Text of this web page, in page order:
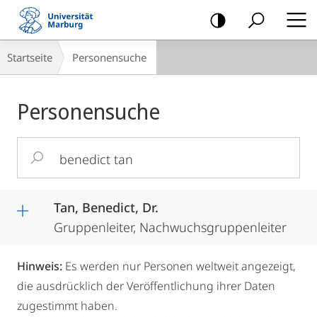
Mobile-
Navigation
Breadcrumb-
Navigation
Startseite Personensuche
Personensuche
Suchbegriff
eingeben
Tan, Benedict, Dr.
Gruppenleiter, Nachwuchsgruppenleiter
Hinweis: Es werden nur Personen weltweit angezeigt,
die ausdrücklich der Veröffentlichung ihrer Daten
zugestimmt haben.